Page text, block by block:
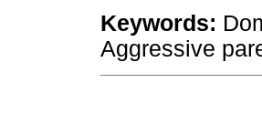
Keywords:
Aggressive